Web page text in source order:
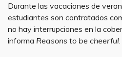
Durante las vacaciones de
estudiantes son contratados
no hay interrupciones en la
informa Reasons to be cheerful